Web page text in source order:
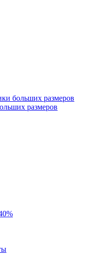
больших размеров
размеров